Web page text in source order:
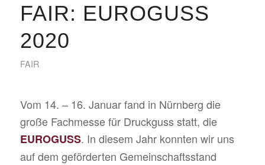
FAIR: EUROGUSS
2020
FAIR
Vom 14. – 16. Januar fand in Nürnberg die
große Fachmesse für Druckguss statt, die
EUROGUSS. In diesem Jahr konnten wir uns
auf dem geförderten Gemeinschaftsstand